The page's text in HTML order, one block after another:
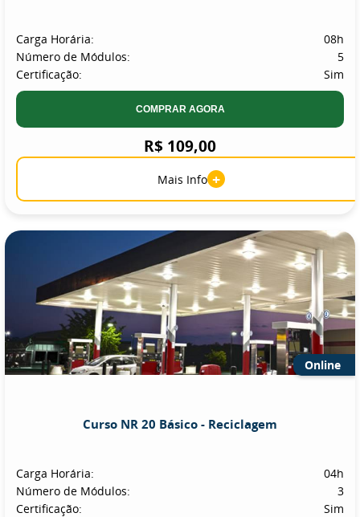
Carga Horária:
08h
Número de Módulos:
5
Certificação:
Sim
COMPRAR AGORA
R$ 109,00
Mais Info +
Online
Curso NR 20 Básico - Reciclagem
Carga Horária:
04h
Número de Módulos:
3
Certificação:
Sim